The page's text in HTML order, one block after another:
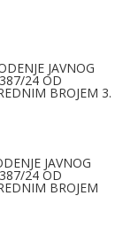
JAVNOG
24 OD
BROJEM 3.
JAVNOG
24 OD
BROJEM